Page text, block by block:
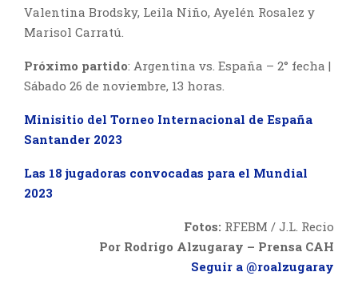
Valentina Brodsky, Leila Niño, Ayelén Rosalez y
Marisol Carratú.
Próximo partido: Argentina vs. España – 2° fecha |
Sábado 26 de noviembre, 13 horas.
Minisitio del Torneo Internacional de España
Santander 2023
Las 18 jugadoras convocadas para el Mundial
2023
Fotos: RFEBM / J.L. Recio
Por Rodrigo Alzugaray – Prensa CAH
Seguir a @roalzugaray